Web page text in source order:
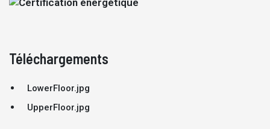
Téléchargements
LowerFloor.jpg
UpperFloor.jpg